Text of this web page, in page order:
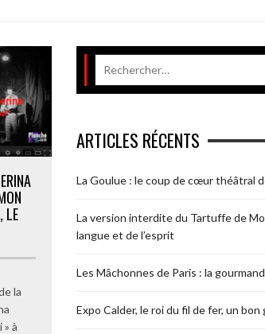
LE
la
à
ARTICLES RÉCENTS
La Goulue : le coup de cœur théâtral
La version interdite du Tartuffe de
langue et de l’esprit
Les Mâchonnes de Paris : la
Expo Calder, le roi du fil de fer, un bon